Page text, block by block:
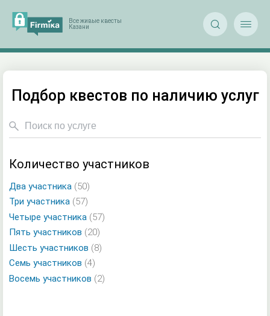
 
Подбор квестов по наличию услуг
Количество участников
Два участника (50)
Три участника (57)
Четыре участника (57)
Пять участников (20)
Шесть участников (8)
Семь участников (4)
Восемь участников (2)